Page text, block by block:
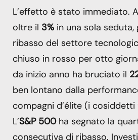
L’effetto è stato immediato.
oltre il 3% in una sola seduta,
ribasso del settore
chiuso in rosso per otto
da inizio anno ha bruciato il
ben lontano dalla
compagni d’élite (i cosiddetti
L’S&P 500ha segnato la
consecutiva di ribasso.